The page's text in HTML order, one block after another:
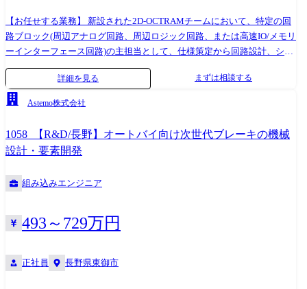
【お任せする業務】 新設された2D-OCTRAMチームにおいて、特定の回
路ブロック(周辺アナログ回路、周辺ロジック回路、または高速IO/メモリ
ーインターフェース回路)の主担当として、仕様策定から回路設計、シミ
ュレーション検証までの一連の業務を担っていただきます。 国内外のデ
バイス開発者と対等に議論しながら、回路が物理的に動作するための
「境界条件(仕様の閾値)」をご自身で定義し、設計を牽引していく役割を
ブロックはご経験を踏まえ決定いたします。 【具体的な仕事内容】 A)デ
バイス物理層との連係による仕様策定・境界条件の定義: デバイスエンジ
ニアから共有されるメモリセルの物理特性(評価・シミュレーションデー
めの電気的・時間的境界条件の定義、および周辺回路に対する仕様策定
ー考案およびカスタム設計: 2D-OCTRAMの高速・低遅延特性を最大化す
るための、周辺アナログ回路(センスアンプブロック等)や周辺デジタル回
討、および各種EDAツールを用いたカスタム回路設計の主導。 C)PVTコ
詳細を見る まずは相談する
Astemo株式会社
1058_【R&D/長野】オートバイ向け次世代ブレーキの機械
設計・要素開発
組み込みエンジニア
493～729万円
正社員 長野県東御市